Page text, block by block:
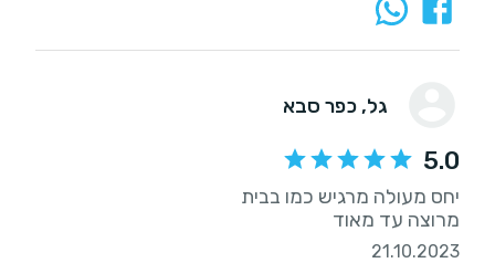
גל, כפר סבא
5.0
מרוצה עד מאוד
21.10.2023